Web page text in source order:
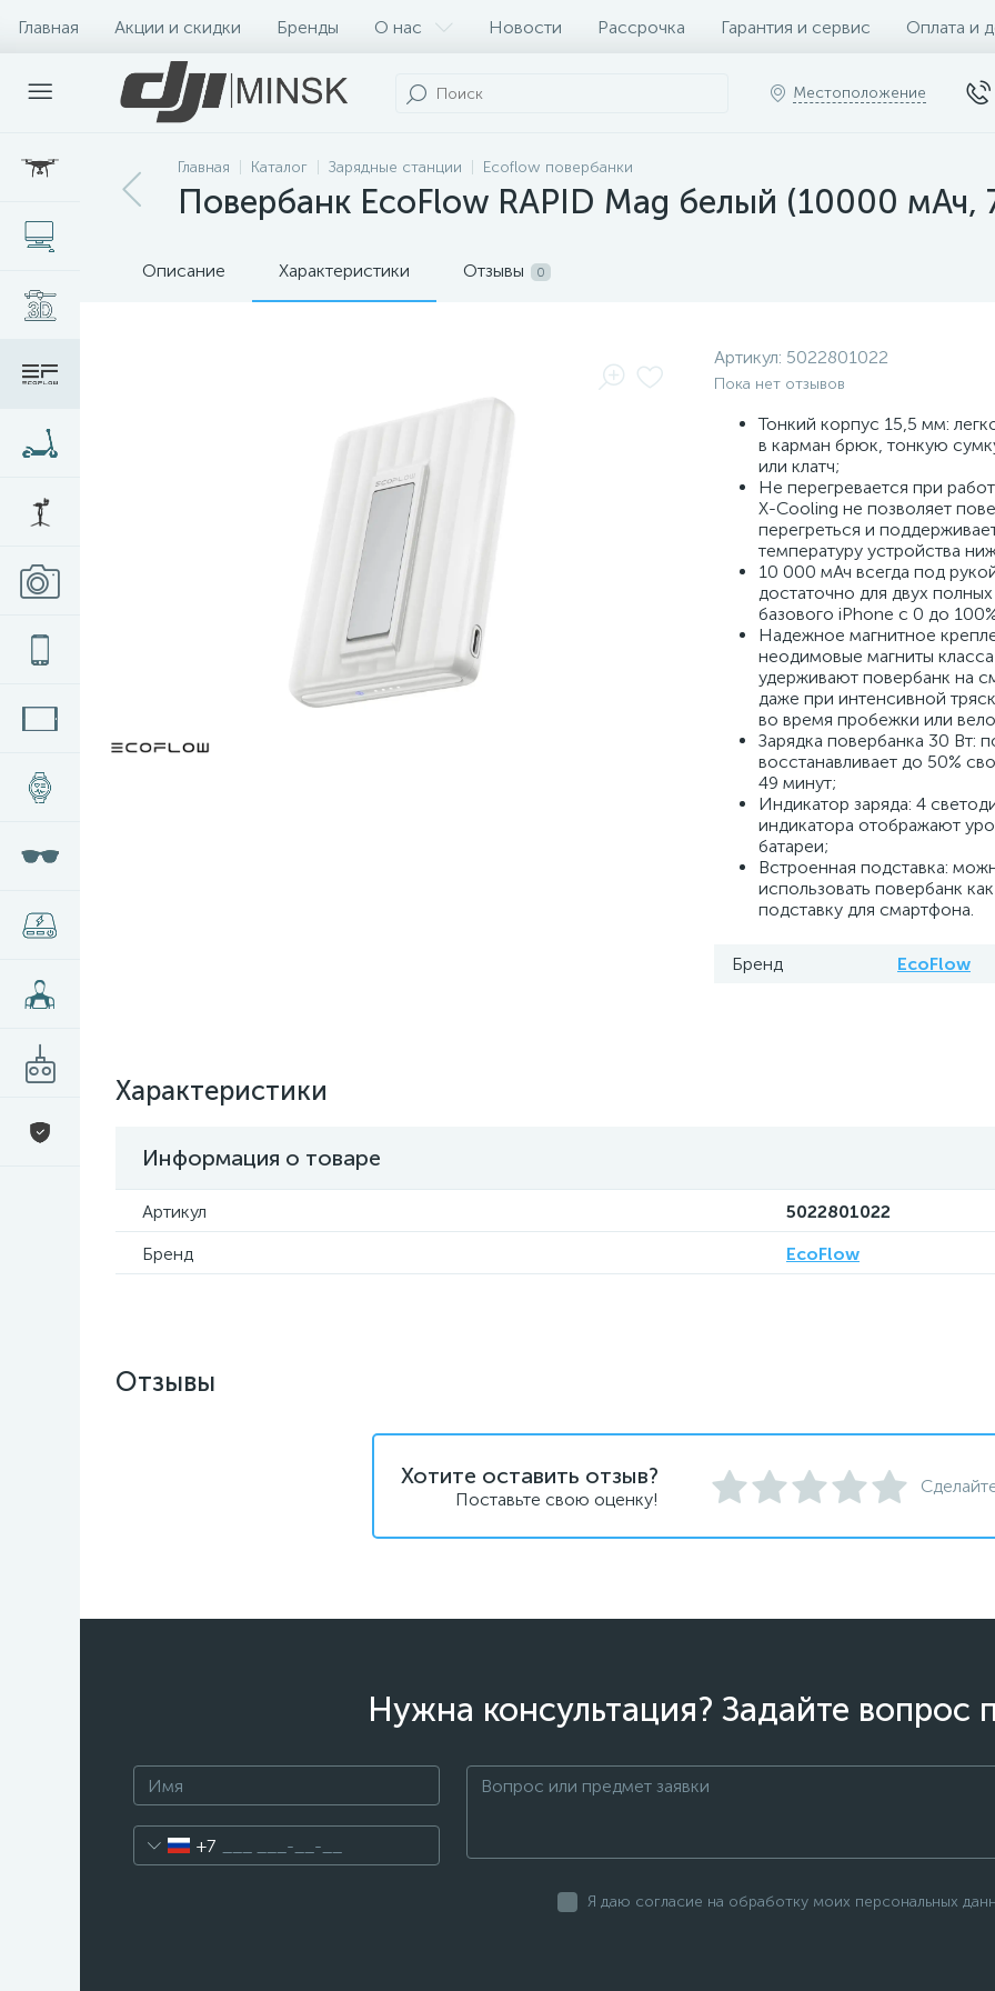
Главная Акции и скидки Бренды О нас Новости Рассрочка Гарантия и сервис Оплата и
Местоположение
Главная Каталог Зарядные станции Ecoflow повербанки
Повербанк EcoFlow RAPID Mag белый (10000 мАч,
Описание Характеристики Отзывы 0
Артикул: 5022801022
Пока нет отзывов
Тонкий корпус 15,5 мм:
в карман брюк, тонкую
или клатч;
Не перегревается при
X-Cooling не позволяет
перегреться и
температуру устройства
10 000 мАч всегда под
достаточно для двух
базового iPhone с 0 до
Надежное магнитное
неодимовые магниты
удерживают повербанк на
даже при интенсивной
во время пробежки или
Зарядка повербанка 30 Вт:
восстанавливает до 50%
49 минут;
Индикатор заряда: 4
индикатора отображают
батареи;
Встроенная подставка:
использовать повербанк
подставку для смартфона.
Бренд EcoFlow
Характеристики
Информация о товаре
Артикул
5022801022
Бренд
EcoFlow
Отзывы
Хотите оставить отзыв?
Поставьте свою оценку!
Нужна консультация? Задайте вопрос
+7
Я даю согласие на обработку моих персональных